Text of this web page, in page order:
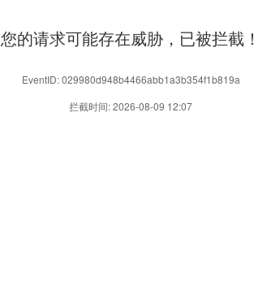
您的请求可能存在威胁，已被拦截！
EventID: 029980d948b4466abb1a3b354f1b819a
拦截时间: 2026-08-09 12:07